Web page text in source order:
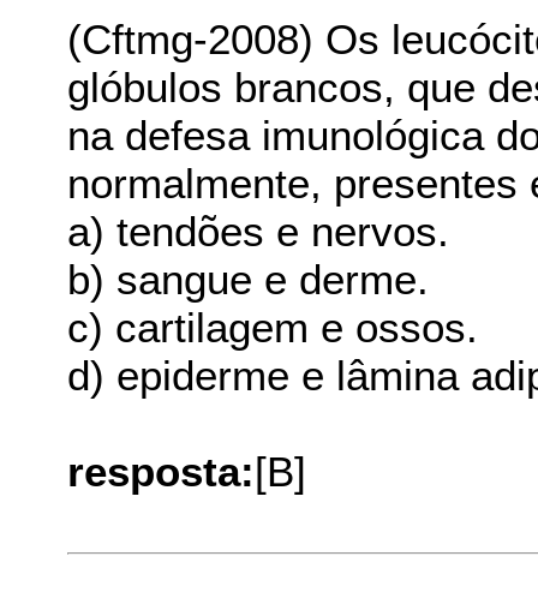
(Cftmg-2008) Os
glóbulos brancos, que
na defesa imunológica
normalmente, presentes
a) tendões e nervos.
b) sangue e derme.
c) cartilagem e ossos.
d) epiderme e lâmina
resposta:[B]